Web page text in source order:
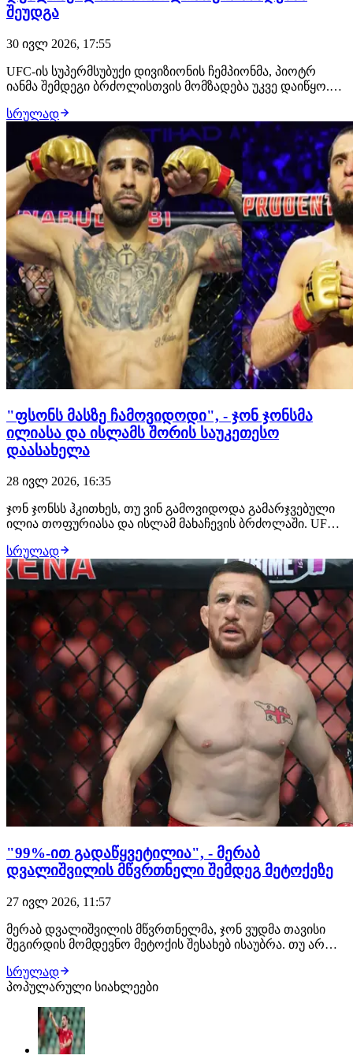
შეუდგა
30 ივლ 2026, 17:55
UFC-ის სუპერმსუბუქი დივიზიონის ჩემპიონმა, პიოტრ
იანმა შემდეგი ბრძოლისთვის მომზადება უკვე დაიწყო.
დროა", რომელშიც რუსი მებრძოლი სტრაიკინგში
ვარჯიშობს. გადაწყვეტილია, რომ მისი მოწინააღმდეგე
მერაბ დვალიშვილი იქნება. ბრძოლა შედგება 24 ო…
სრულად
"ფსონს მასზე ჩამოვიდოდი", - ჯონ ჯონსმა
ილიასა და ისლამს შორის საუკეთესო
დაასახელა
28 ივლ 2026, 16:35
ჯონ ჯონსს ჰკითხეს, თუ ვინ გამოვიდოდა გამარჯვებული
ილია თოფურიასა და ისლამ მახაჩევის ბრძოლაში. UFC-
ქართველი მებრძოლის სასარგებლოდ და მის ძლიერ
მხარედ დგომში ჩხუბი დაასახელა. "ფსონის დადება რომ
მომიწიოს, ამას თოფურიას სასარგებლოდ გავაკეთებ…
სრულად
"99%-ით გადაწყვეტილია", - მერაბ
დვალიშვილის მწვრთნელი შემდეგ მეტოქეზე
27 ივლ 2026, 11:57
მერაბ დვალიშვილის მწვრთნელმა, ჯონ ვუდმა თავისი
შეგირდის მომდევნო მეტოქის შესახებ ისაუბრა. თუ არ
მებრძოლის შემდეგი მოწინააღმდეგე კვლავ პიოტრ იანი
იქნება. შეგახსენებთ, ეს მათი მე-3 ჩხუბი გამოვა. "თუ იანის
მხრიდან რაიმე არ შეიცვალა, დვალიშვილი…
სრულად
პოპულარული სიახლეები